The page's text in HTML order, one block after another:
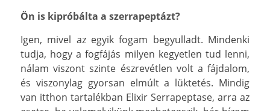
Ön is kipróbálta a szerrapeptázt?
Igen, mivel az egyik fogam begyulladt. Mindenki
tudja, hogy a fogfájás milyen kegyetlen tud lenni,
nálam viszont szinte észrevétlen volt a fájdalom,
és viszonylag gyorsan elmúlt a lüktetés. Mindig
van itthon tartalékban Elixir Serrapeptase, arra az